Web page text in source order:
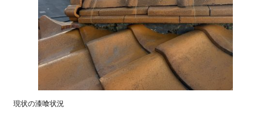
現状の漆喰状況